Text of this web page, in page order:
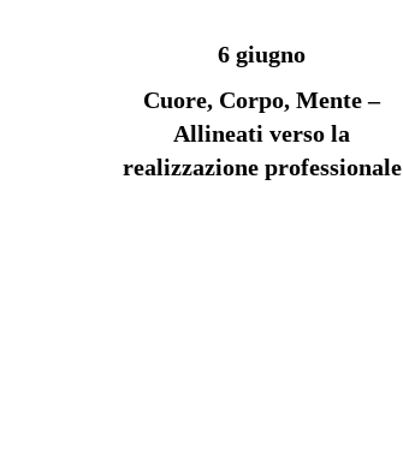
6 giugno
Cuore, Corpo, Mente –
Allineati verso la
realizzazione professionale